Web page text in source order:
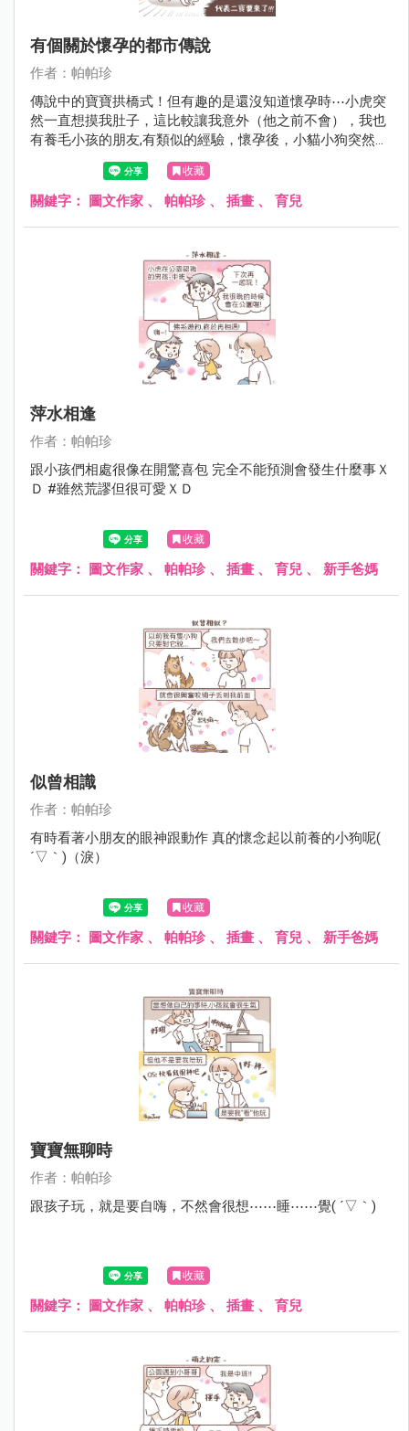
有個關於懷孕的都市傳說
作者：帕帕珍
傳說中的寶寶拱橋式！但有趣的是還沒知道懷孕時⋯小虎突
然一直想摸我肚子，這比較讓我意外（他之前不會），我也
有養毛小孩的朋友,有類似的經驗，懷孕後，小貓小狗突然不
會去踏她們的肚子，這是什麼生物的感測器嗎～～～
收藏
關鍵字： 圖文作家 、 帕帕珍、 插畫 、 育兒
萍水相逢
作者：帕帕珍
跟小孩們相處很像在開驚喜包 完全不能預測會發生什麼事Ｘ
Ｄ #雖然荒謬但很可愛ＸＤ
收藏
關鍵字： 圖文作家 、 帕帕珍、 插畫 、 育兒 、 新手爸媽
似曾相識
作者：帕帕珍
有時看著小朋友的眼神跟動作 真的懷念起以前養的小狗呢(
´▽｀)（淚）
收藏
關鍵字： 圖文作家 、 帕帕珍、 插畫 、 育兒 、 新手爸媽
寶寶無聊時
作者：帕帕珍
跟孩子玩，就是要自嗨，不然會很想⋯⋯睡⋯⋯覺( ´▽｀)
收藏
關鍵字： 圖文作家 、 帕帕珍、 插畫 、 育兒